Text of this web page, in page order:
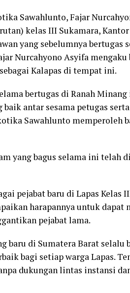
Sawahlunto, Fajar
kelas III Sukamara,
yang sebelumnya bertugas
Nurcahyono Asyifa
Kalapas di tempat ini.
bertugas di Ranah
baik antar sesama petugas
Sawahlunto memperoleh
yang bagus selama ini telah
pejabat baru di Lapas
harapannya untuk
pejabat lama.
baru di Sumatera Barat
bagi setiap warga Lapas.
dukungan lintas instansi